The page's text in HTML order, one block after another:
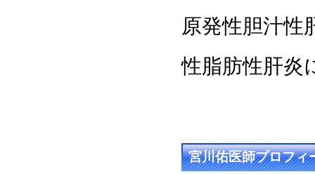
原発性胆汁性
性脂肪性肝炎
宮川佑医師プロフィ